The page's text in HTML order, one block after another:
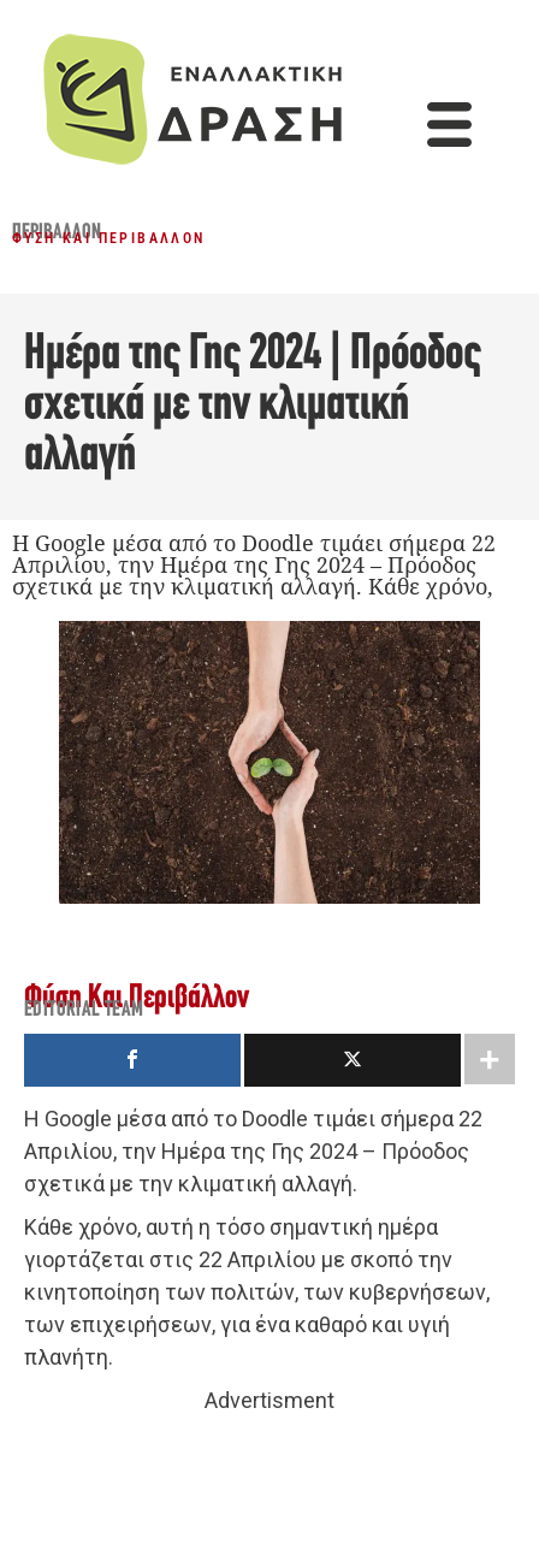
ΠΕΡΙΒΆΛΛΟΝ
ΦΎΣΗ ΚΑΙ ΠΕΡΙΒΆΛΛΟΝ
Ημέρα της Γης 2024 | Πρόοδος
σχετικά με την κλιματική
αλλαγή
Η Google μέσα από το Doodle τιμάει σήμερα 22
Απριλίου, την Ημέρα της Γης 2024 – Πρόοδος
σχετικά με την κλιματική αλλαγή. Κάθε χρόνο,
Φύση Και Περιβάλλον
EDITORIAL TEAM
Η Google μέσα από το Doodle τιμάει σήμερα 22
Απριλίου, την Ημέρα της Γης 2024 – Πρόοδος
σχετικά με την κλιματική αλλαγή.
Κάθε χρόνο, αυτή η τόσο σημαντική ημέρα
γιορτάζεται στις 22 Απριλίου με σκοπό την
κινητοποίηση των πολιτών, των κυβερνήσεων,
των επιχειρήσεων, για ένα καθαρό και υγιή
πλανήτη.
Advertisment